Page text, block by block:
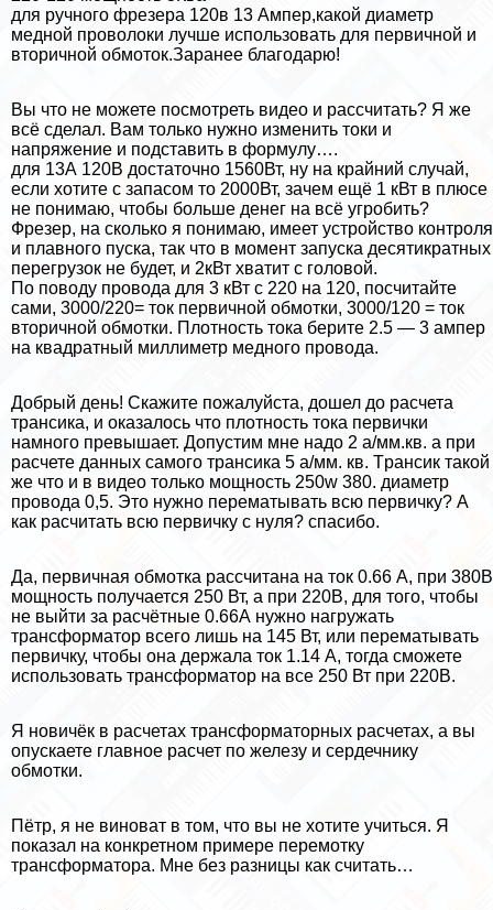
для ручного фрезера 120в 13 Ампер,какой диаметр
медной проволоки лучше использовать для первичной и
вторичной обмоток.Заранее благодарю!
Вы что не можете посмотреть видео и рассчитать? Я же
всё сделал. Вам только нужно изменить токи и
напряжение и подставить в формулу….
для 13А 120В достаточно 1560Вт, ну на крайний случай,
если хотите с запасом то 2000Вт, зачем ещё 1 кВт в плюсе
не понимаю, чтобы больше денег на всё угробить?
Фрезер, на сколько я понимаю, имеет устройство контроля
и плавного пуска, так что в момент запуска десятикратных
перегрузок не будет, и 2кВт хватит с головой.
По поводу провода для 3 кВт с 220 на 120, посчитайте
сами, 3000/220= ток первичной обмотки, 3000/120 = ток
вторичной обмотки. Плотность тока берите 2.5 — 3 ампер
на квадратный миллиметр медного провода.
Добрый день! Скажите пожалуйста, дошел до расчета
трaнcика, и оказалось что плотность тока первички
намного превышает. Допустим мне надо 2 а/мм.кв. а при
расчете данных самого трaнcика 5 а/мм. кв. Tрaнcик такой
же что и в видео только мощность 250w 380. диаметр
провода 0,5. Это нужно перематывать всю первичку? А
как расчитать всю первичку с нуля? спасибо.
Да, первичная обмотка рассчитана на ток 0.66 А, при 380В
мощность получается 250 Вт, а при 220В, для того, чтобы
не выйти за расчётные 0.66А нужно нагружать
трaнcформатор всего лишь на 145 Вт, или перематывать
первичку, чтобы она держала ток 1.14 А, тогда сможете
использовать трaнcформатор на все 250 Вт при 220В.
Я новичёк в расчетах трaнcформаторных расчетах, а вы
опускаете главное расчет по железу и сердечнику
обмотки.
Пётр, я не виноват в том, что вы не хотите учиться. Я
показал на конкретном примере перемотку
трaнcформатора. Мне без разницы как считать…